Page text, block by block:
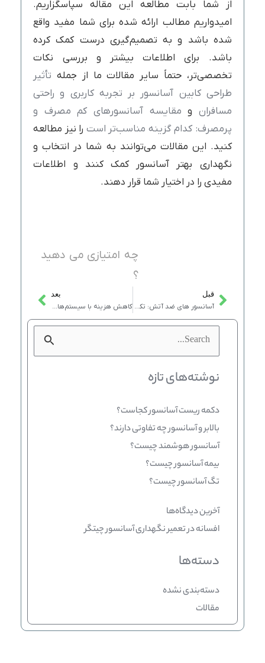
از شما بابت مطالعه این مقاله سپاسگزاریم.
امیدواریم مطالب ارائه شده برای شما مفید واقع
شده باشد و به تصمیم‌گیری درست کمک کرده
باشد. برای اطلاعات بیشتر و بررسی نکات
تخصصی‌تر، حتماً سایر مقالات ما از جمله تأثیر
طراحی کابین آسانسور بر تجربه کاربری و راحتی
مسافران و مقایسه آسانسورهای کم مصرف و
پرمصرف: کدام گزینه مناسب‌تر است را نیز مطالعه
کنید. این مقالات می‌توانند به شما در انتخاب و
نگهداری بهتر آسانسور کمک کنند و اطلاعات
مفیدی را در اختیار شما قرار دهند.
چه امتیازی می دهید
؟
Prev
قبل
آسانسور های ضد آتش: تکنولوژی ها و استانداردهای ایمنی برای ساختمان های بلند
بعد
کاهش هزینه با سیستم‌های بازسازی انرژی در آسانسورNext
جستجو
برای:
نوشته‌های تازه
دکمه ریست آسانسور کجاست؟
بالابر و آسانسور چه تفاوتی دارند؟
آسانسور هوشمند چیست؟
بیمه آسانسور چیست؟
تگ آسانسور چیست؟
آخرین دیدگاه‌ها
افسانهدرتعمیر نگهداری آسانسور چیتگر
دسته‌ها
دسته‌بندی نشده
مقالات